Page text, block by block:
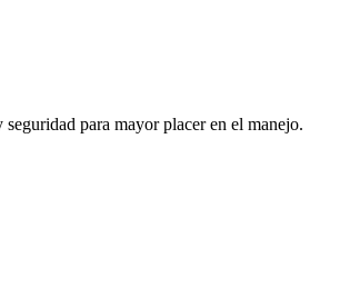
para mayor placer en el manejo.